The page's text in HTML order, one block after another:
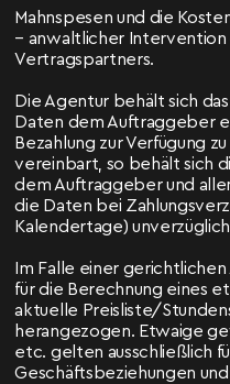
Mahnspesen und die
– anwaltlicher Intervention
Vertragspartners.
Die Agentur behält sich
Daten dem Auftraggeber
Bezahlung zur Verfügung
vereinbart, so behält sich
dem Auftraggeber und
die Daten bei
Kalendertage)
Im Falle einer
für die Berechnung eines
aktuelle Preisliste/
herangezogen. Etwaige
etc. gelten ausschließlich
Geschäftsbeziehungen